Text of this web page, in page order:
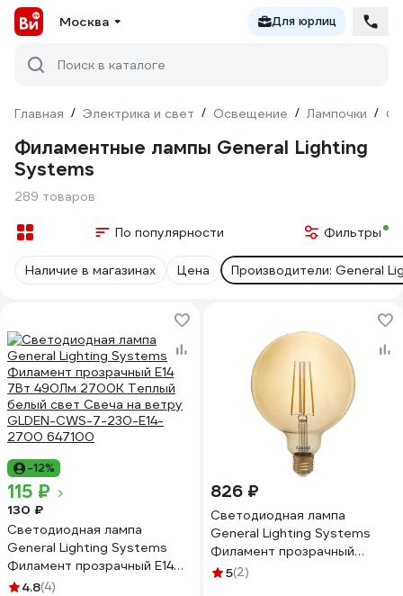
Москва Для юрлиц
Поиск в каталоге
Главная / Электрика и свет / Освещение / Лампочки /
Филаментные лампы General Lighting
Systems
289 товаров
По популярности Фильтры
Наличие в магазинах Цена Производители: General
-12%
115 ₽
130 ₽
Светодиодная лампа
General Lighting Systems
Филамент прозрачный E14
7Вт 490Лм 2700К Теплый
4.8(4)
826 ₽
Светодиодная лампа
General Lighting Systems
Филамент прозрачный
золотой E27 10Вт 1025Лм
5(2)